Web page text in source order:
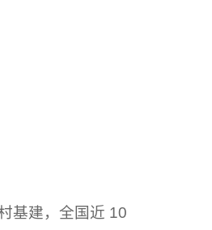
基建，全国近 10